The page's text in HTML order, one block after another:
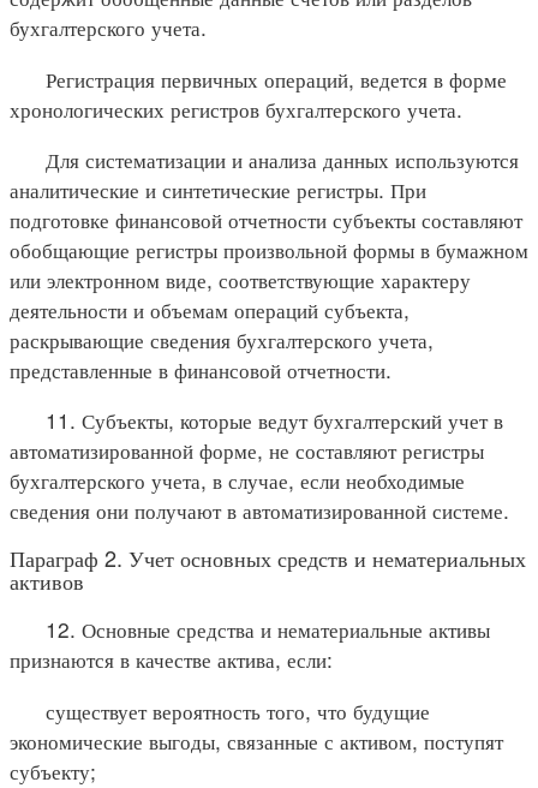
бухгалтерского учета.
Регистрация первичных операций, ведется в форме
хронологических регистров бухгалтерского учета.
Для систематизации и анализа данных используются
аналитические и синтетические регистры. При
подготовке финансовой отчетности субъекты составляют
обобщающие регистры произвольной формы в бумажном
или электронном виде, соответствующие характеру
деятельности и объемам операций субъекта,
раскрывающие сведения бухгалтерского учета,
представленные в финансовой отчетности.
11. Субъекты, которые ведут бухгалтерский учет в
автоматизированной форме, не составляют регистры
бухгалтерского учета, в случае, если необходимые
сведения они получают в автоматизированной системе.
Параграф 2. Учет основных средств и нематериальных
активов
12. Основные средства и нематериальные активы
признаются в качестве актива, если:
существует вероятность того, что будущие
экономические выгоды, связанные с активом, поступят
субъекту;